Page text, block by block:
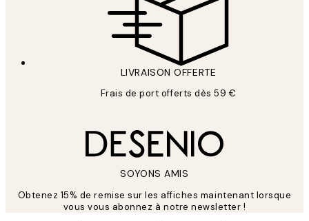
LIVRAISON OFFERTE
Frais de port offerts dès 59 €
SOYONS AMIS
Obtenez 15% de remise sur les affiches maintenant lorsque
vous vous abonnez à notre newsletter !